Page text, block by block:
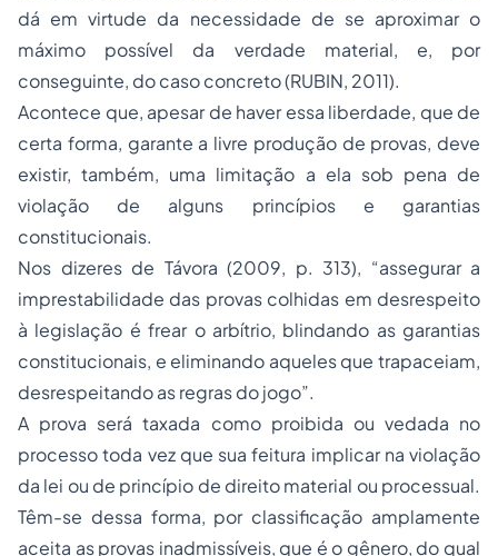
dá em virtude da necessidade de se aproximar o
máximo possível da verdade material, e, por
conseguinte, do caso concreto (RUBIN, 2011).
Acontece que, apesar de haver essa liberdade, que de
certa forma, garante a livre produção de provas, deve
existir, também, uma limitação a ela sob pena de
violação de alguns princípios e garantias
constitucionais.
Nos dizeres de Távora (2009, p. 313), “assegurar a
imprestabilidade das provas colhidas em desrespeito
à legislação é frear o arbítrio, blindando as garantias
constitucionais, e eliminando aqueles que trapaceiam,
desrespeitando as regras do jogo”.
A prova será taxada como proibida ou vedada no
processo toda vez que sua feitura implicar na violação
da lei ou de princípio de direito material ou processual.
Têm-se dessa forma, por classificação amplamente
aceita as provas inadmissíveis, que é o gênero, do qual